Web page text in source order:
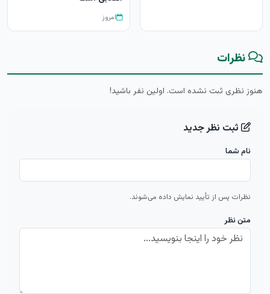
امروز
نظرات
هنوز نظری ثبت نشده است. اولین نفر باشید!
ثبت نظر جدید
نام شما
نظرات پس از تأیید نمایش داده می‌شوند.
متن نظر